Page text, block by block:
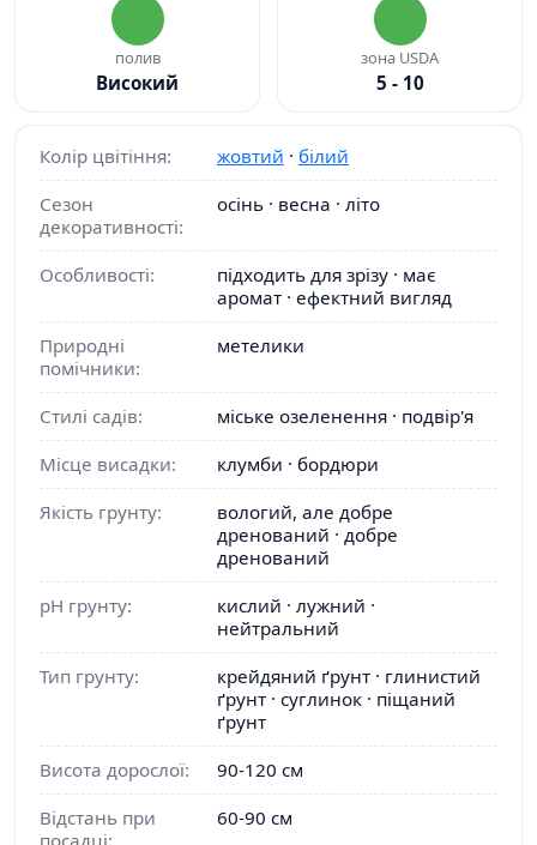
полив
Високий
зона USDA
5 - 10
Колір цвітіння: жовтий · білий
Сезон
декоративності:
осінь · весна · літо
Особливості:
підходить для зрізу · має
аромат · ефектний вигляд
Природні
помічники:
метелики
Стилі садів:
міське озеленення · подвір'я
Місце висадки:
клумби · бордюри
Якість грунту:
вологий, але добре
дренований · добре
дренований
pH грунту:
кислий · лужний ·
нейтральний
Тип грунту:
крейдяний ґрунт · глинистий
ґрунт · суглинок · піщаний
ґрунт
Висота дорослої:
90-120 см
Відстань при
60-90 см